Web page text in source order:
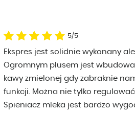
5/5
Ekspres jest solidnie wykonany
Ogromnym plusem jest
kawy zmielonej gdy zabraknie
funkcji. Można nie tylko
Spieniacz mleka jest bardzo